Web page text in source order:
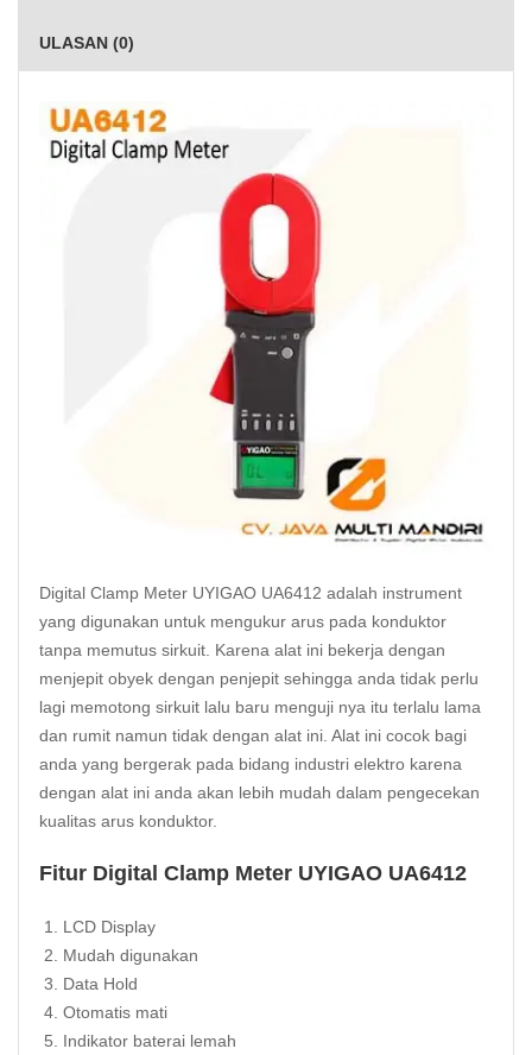
ULASAN (0)
Digital Clamp Meter UYIGAO UA6412 adalah instrument
yang digunakan untuk mengukur arus pada konduktor
tanpa memutus sirkuit. Karena alat ini bekerja dengan
menjepit obyek dengan penjepit sehingga anda tidak perlu
lagi memotong sirkuit lalu baru menguji nya itu terlalu lama
dan rumit namun tidak dengan alat ini. Alat ini cocok bagi
anda yang bergerak pada bidang industri elektro karena
dengan alat ini anda akan lebih mudah dalam pengecekan
kualitas arus konduktor.
Fitur Digital Clamp Meter UYIGAO UA6412
LCD Display
Mudah digunakan
Data Hold
Otomatis mati
Indikator baterai lemah